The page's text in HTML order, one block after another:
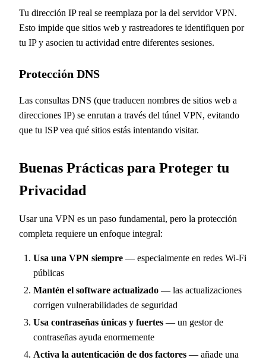
Tu dirección IP real se reemplaza por la del servidor VPN.
Esto impide que sitios web y rastreadores te identifiquen por
tu IP y asocien tu actividad entre diferentes sesiones.
Protección DNS
Las consultas DNS (que traducen nombres de sitios web a
direcciones IP) se enrutan a través del túnel VPN, evitando
que tu ISP vea qué sitios estás intentando visitar.
Buenas Prácticas para Proteger tu
Privacidad
Usar una VPN es un paso fundamental, pero la protección
completa requiere un enfoque integral:
Usa una VPN siempre — especialmente en redes Wi-Fi
públicas
Mantén el software actualizado — las actualizaciones
corrigen vulnerabilidades de seguridad
Usa contraseñas únicas y fuertes — un gestor de
contraseñas ayuda enormemente
Activa la autenticación de dos factores — añade una